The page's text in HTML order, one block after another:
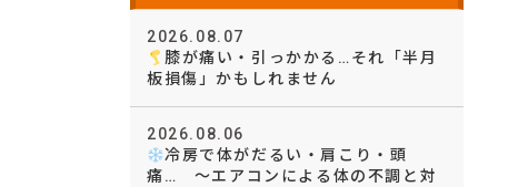
2026.08.07
膝が痛い・引っかかる…それ「半月
板損傷」かもしれません
2026.08.06
冷房で体がだるい・肩こり・頭
痛… ～エアコンによる体の不調と対